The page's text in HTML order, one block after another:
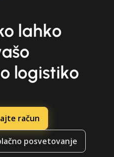
lahko
logistiko
račun
posvetovanje